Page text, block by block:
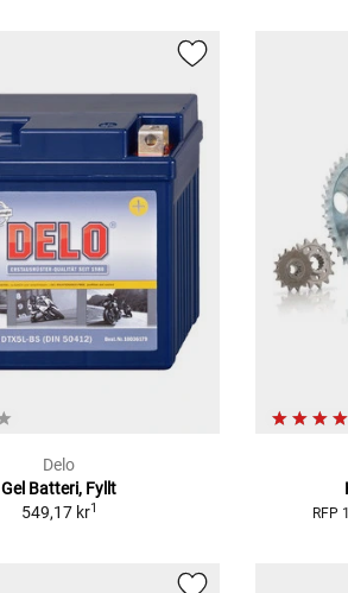
Delo
Gel Batteri, Fyllt
549,17 kr1 RFP